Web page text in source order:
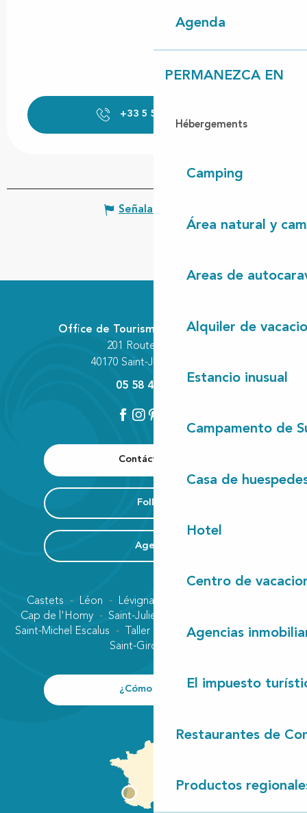
Agenda
PERMANEZCA EN
Hébergements
Camping
Área natural y
Areas de
Alquiler de
Estancio inusual
Campamento de
Casa de
Hotel
Centro de
Agencias
El impuesto
Restaurantes de
Productos
+33 5 58 42 98
Señalar un error
Contáctenos
Folleto
Agenda
Office de Tourisme Communautaire
201 Route des Lacs
40170 Saint-Julien-en-Born
05 58 42 89 80
Castets Léon Lévignacq
Cap de l'Homy
Saint-Julien-en-Born
Saint-Michel Escalus
Taller
Vielle-Saint-Girons
Saint-Girons plage
¿Cómo llegar?